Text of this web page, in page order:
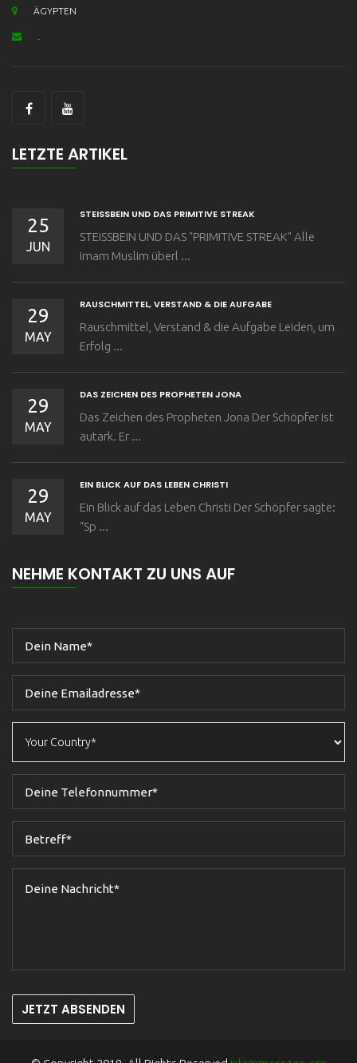
ÄGYPTEN
LETZTE ARTIKEL
25
JUN
STEISSBEIN UND DAS PRIMITIVE STREAK
STEISSBEIN UND DAS "PRIMITIVE STREAK" Alle
Imam Muslim überl ...
29
MAY
RAUSCHMITTEL, VERSTAND & DIE AUFGABE
Rauschmittel, Verstand & die Aufgabe Leiden, um
Erfolg ...
29
MAY
DAS ZEICHEN DES PROPHETEN JONA
Das Zeichen des Propheten Jona Der Schöpfer ist
autark. Er ...
29
MAY
EIN BLICK AUF DAS LEBEN CHRISTI
Ein Blick auf das Leben Christi Der Schöpfer sagte:
“Sp ...
NEHME KONTAKT ZU UNS AUF
JETZT ABSENDEN